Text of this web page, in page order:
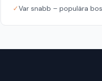
✓Var snabb – populära